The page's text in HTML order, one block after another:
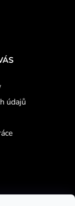
údajů